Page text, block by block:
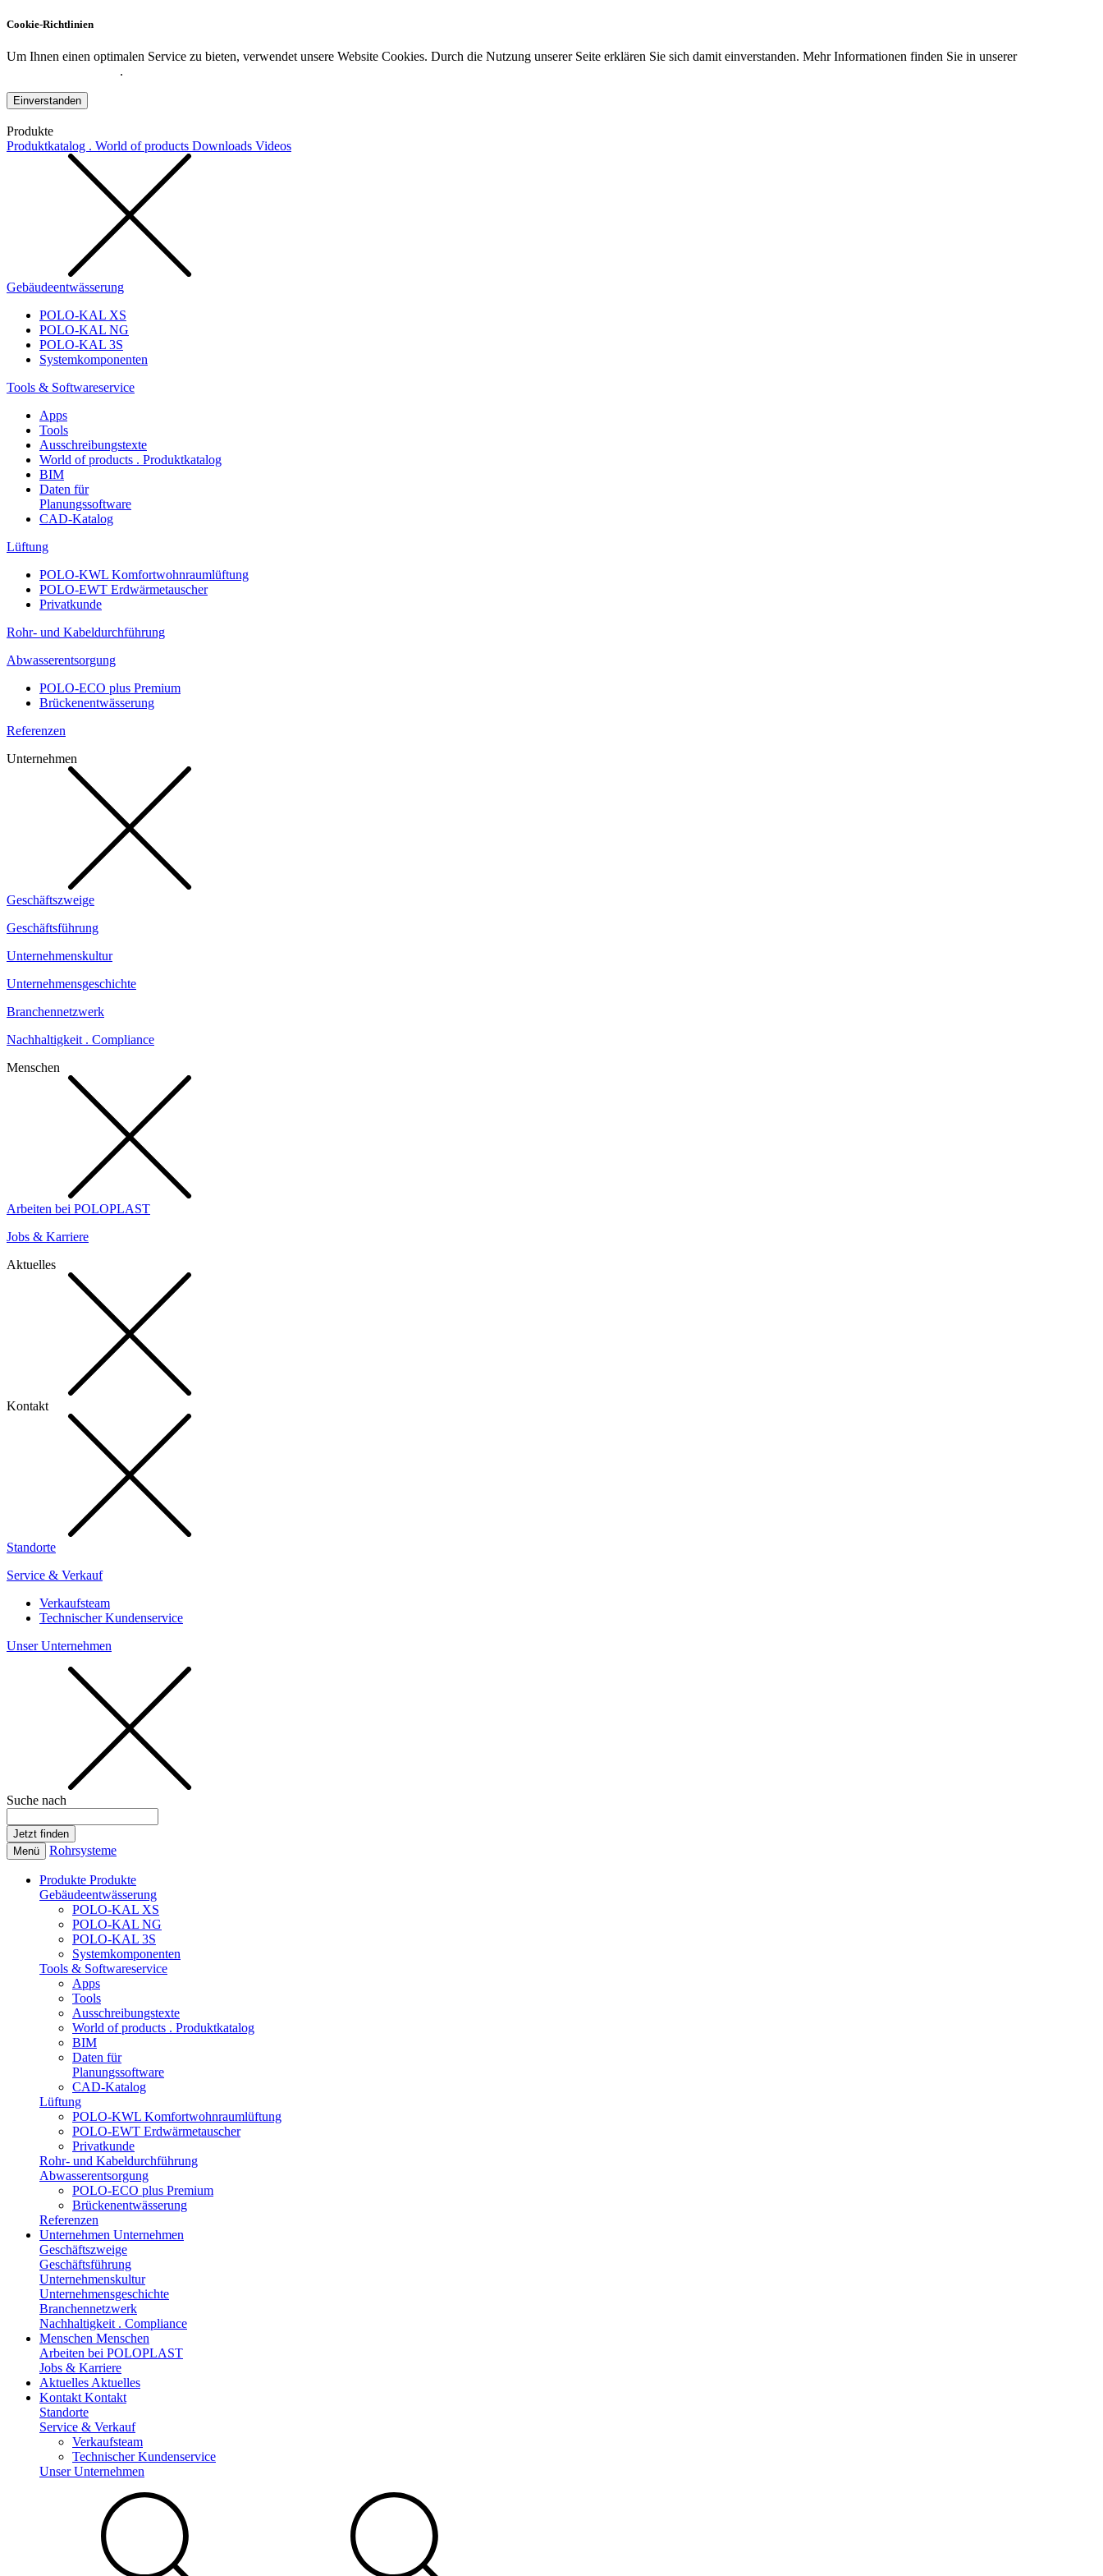
Cookie-Richtlinien
Um Ihnen einen optimalen Service zu bieten, verwendet unsere Website Cookies. Durch die Nutzung unserer Seite erklären Sie sich damit einverstanden. Mehr Informationen finden Sie in unserer
.
Einverstanden
Produkte
Produktkatalog . World of products Downloads Videos
Gebäudeentwässerung
POLO-KAL XS
POLO-KAL NG
POLO-KAL 3S
Systemkomponenten
Tools & Softwareservice
Apps
Tools
Ausschreibungstexte
World of products . Produktkatalog
BIM
Daten für
Planungssoftware
CAD-Katalog
Lüftung
POLO-KWL Komfortwohnraumlüftung
POLO-EWT Erdwärmetauscher
Privatkunde
Rohr- und Kabeldurchführung
Abwasserentsorgung
POLO-ECO plus Premium
Brückenentwässerung
Referenzen
Unternehmen
Geschäftszweige
Geschäftsführung
Unternehmenskultur
Unternehmensgeschichte
Branchennetzwerk
Nachhaltigkeit . Compliance
Menschen
Arbeiten bei POLOPLAST
Jobs & Karriere
Aktuelles
Kontakt
Standorte
Service & Verkauf
Verkaufsteam
Technischer Kundenservice
Unser Unternehmen
Suche nach
Menü Rohrsysteme
Produkte Produkte
Gebäudeentwässerung
POLO-KAL XS
POLO-KAL NG
POLO-KAL 3S
Systemkomponenten
Tools & Softwareservice
Apps
Tools
Ausschreibungstexte
World of products . Produktkatalog
BIM
Daten für
Planungssoftware
CAD-Katalog
Lüftung
POLO-KWL Komfortwohnraumlüftung
POLO-EWT Erdwärmetauscher
Privatkunde
Rohr- und Kabeldurchführung
Abwasserentsorgung
POLO-ECO plus Premium
Brückenentwässerung
Referenzen
Unternehmen Unternehmen
Geschäftszweige
Geschäftsführung
Unternehmenskultur
Unternehmensgeschichte
Branchennetzwerk
Nachhaltigkeit . Compliance
Menschen Menschen
Arbeiten bei POLOPLAST
Jobs & Karriere
Aktuelles Aktuelles
Kontakt Kontakt
Standorte
Service & Verkauf
Verkaufsteam
Technischer Kundenservice
Unser Unternehmen